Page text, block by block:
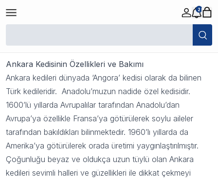
2
25 Ekim 2023 14:05
Ankara Kedisinin Özellikleri ve Bakımı
Ankara kedileri dünyada ‘Angora’ kedisi olarak da bilinen
Türk kedileridir. Anadolu’muzun nadide özel kedisidir.
1600’lü yıllarda Avrupalılar tarafından Anadolu’dan
Avrupa’ya özellikle Fransa’ya götürülerek soylu aileler
tarafından bakıldıkları bilinmektedir. 1960’lı yıllarda da
Amerika’ya götürülerek orada üretimi yaygınlaştırılmıştır.
Çoğunluğu beyaz ve oldukça uzun tüylü olan Ankara
kedileri sevimli halleri ve güzellikleri ile dikkat çekmeyi